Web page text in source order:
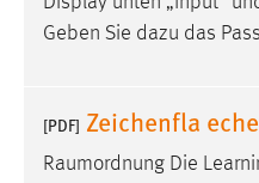
Geben Sie dazu das
[PDF] Zeichenfla
Raumordnung Die